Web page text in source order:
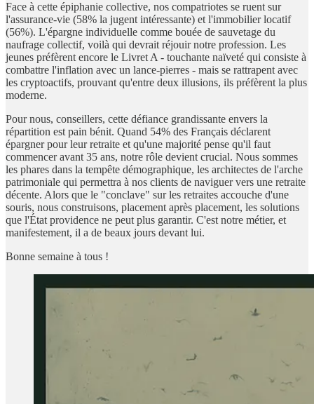
Face à cette épiphanie collective, nos compatriotes se ruent sur
l'assurance-vie (58% la jugent intéressante) et l'immobilier locatif
(56%). L'épargne individuelle comme bouée de sauvetage du
naufrage collectif, voilà qui devrait réjouir notre profession. Les
jeunes préfèrent encore le Livret A - touchante naïveté qui consiste à
combattre l'inflation avec un lance-pierres - mais se rattrapent avec
les cryptoactifs, prouvant qu'entre deux illusions, ils préfèrent la plus
moderne.
Pour nous, conseillers, cette défiance grandissante envers la
répartition est pain bénit. Quand 54% des Français déclarent
épargner pour leur retraite et qu'une majorité pense qu'il faut
commencer avant 35 ans, notre rôle devient crucial. Nous sommes
les phares dans la tempête démographique, les architectes de l'arche
patrimoniale qui permettra à nos clients de naviguer vers une retraite
décente. Alors que le "conclave" sur les retraites accouche d'une
souris, nous construisons, placement après placement, les solutions
que l'État providence ne peut plus garantir. C'est notre métier, et
manifestement, il a de beaux jours devant lui.
Bonne semaine à tous !